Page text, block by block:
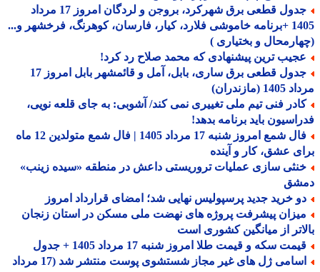
جدول قطعی برق شهرکرد، بروجن و لردگان امروز 17 مرداد
1405 +برنامه خاموشی فلارد، کیار، فارسان، کوهرنگ، فرخشهر و...
و بختیاری )
ترین پیشنهادی که محمد صلاح رد کرد!
جدول قطعی برق ساری، بابل، آمل و قائمشهر بابل امروز 17
(مازندران)
فنی تیم ملی تغییری نمی کند/ آشوبی: به جای قلعه نویی،
باید برنامه بدهد!
فال شمع امروز شنبه 17 مرداد 1405 | فال شمع متولدین 12 ماه
عشق، کار و آینده
سازی عملیات تروریستی داعش در منطقه «سیده زینب»
خرید جدید پرسپولیس نهایی شد؛ امضای قرارداد امروز
پیشرفت پروژه های نهضت ملی مسکن در استان زنجان
از میانگین کشوری است
سکه و قیمت طلا امروز شنبه 17 مرداد 1405 + جدول
اسامی ژل های غیر مجاز شستشوی پوست منتشر شد (17 مرداد